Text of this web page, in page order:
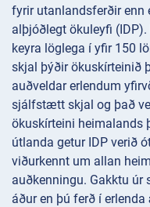
fyrir utanlandsferðir
alþjóðlegt ökuleyfi
keyra löglega í yfir 150
skjal þýðir ökuskírteinið
auðveldar erlendum
sjálfstætt skjal og það
ökuskírteini heimalands
útlanda getur IDP verið
viðurkennt um allan
auðkenningu. Gakktu
áður en þú ferð í